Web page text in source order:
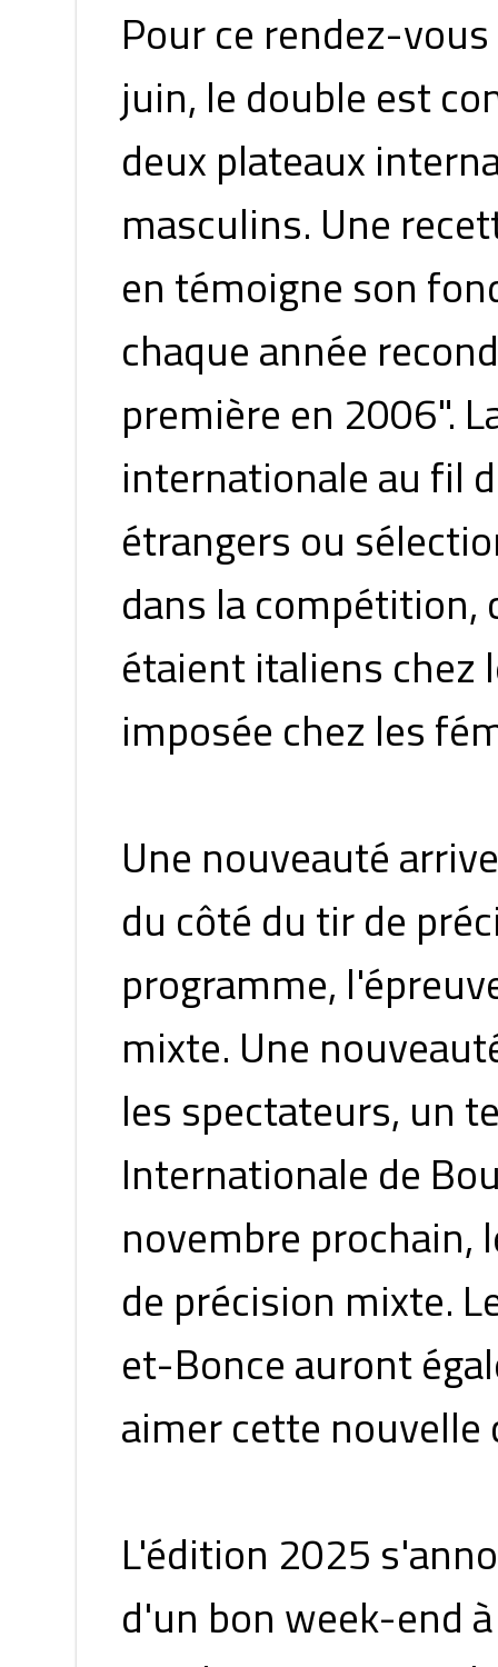
Pour ce rendez-
juin, le double est
deux plateaux
masculins. Une
en témoigne son
chaque année
première en 2006".
internationale au fil
étrangers ou
dans la compétition,
étaient italiens chez
imposée chez les
Une nouveauté
du côté du tir de
programme,
mixte. Une
les spectateurs, un
Internationale de
novembre prochain,
de précision mixte.
et-Bonce auront
aimer cette
L'édition 2025
d'un bon week-end